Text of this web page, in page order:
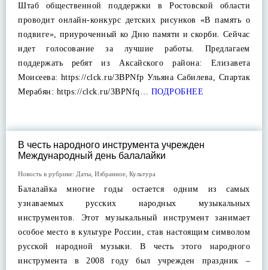
Штаб общественной поддержки в Ростовской области
проводит онлайн-конкурс детских рисунков «В память о
подвиге», приуроченный ко Дню памяти и скорби. Сейчас
идет голосование за лучшие работы. Предлагаем
поддержать ребят из Аксайского района: Елизавета
Моисеева: https://clck.ru/3BPNfp Ульяна Сабилева, Спартак
Мерабян: https://clck.ru/3BPNfq… ПОДРОБНЕЕ
В честь народного инструмента учрежден
Международный день балалайки
Новость в рубрике: Даты Избранное Культура
Балалайка многие годы остается одним из самых
узнаваемых русских народных музыкальных
инструментов. Этот музыкальный инструмент занимает
особое место в культуре России, став настоящим символом
русской народной музыки. В честь этого народного
инструмента в 2008 году был учрежден праздник –